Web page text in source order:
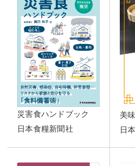
災害食ハンドブック
日本食糧新聞社
美
日